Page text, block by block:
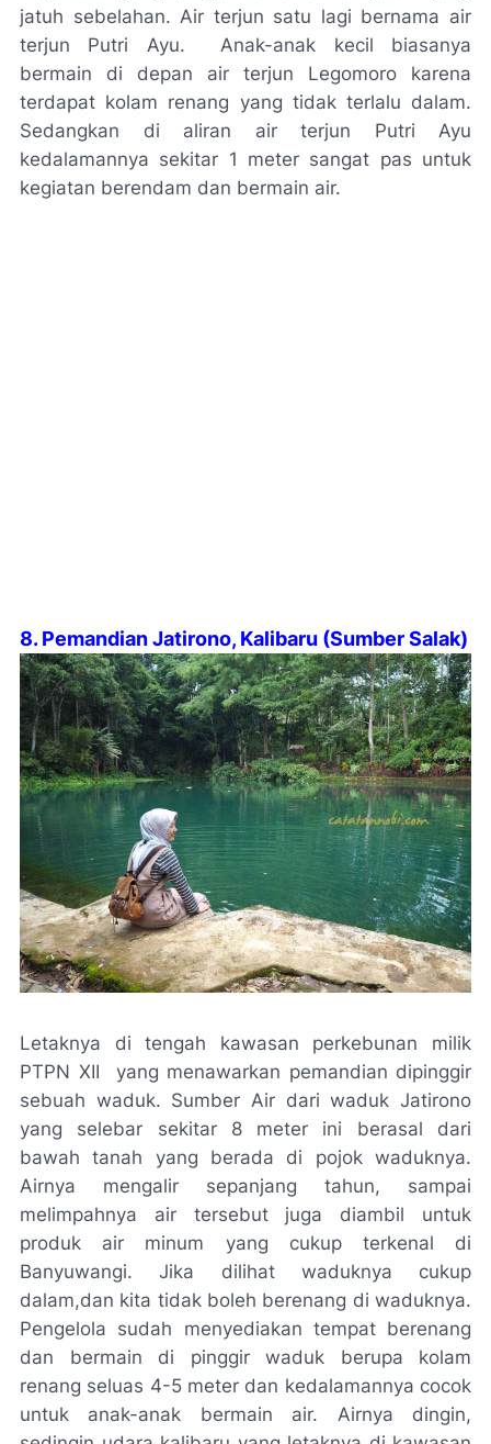
jatuh sebelahan. Air terjun satu lagi bernama air
terjun Putri Ayu.
Anak-anak kecil biasanya
bermain di depan air terjun Legomoro karena
terdapat kolam renang yang tidak terlalu dalam.
Sedangkan di aliran air terjun Putri Ayu
kedalamannya sekitar 1 meter sangat pas untuk
kegiatan berendam dan bermain air.
8. Pemandian Jatirono, Kalibaru (Sumber Salak)
Letaknya di tengah kawasan perkebunan milik
PTPN XII
yang menawarkan pemandian dipinggir
sebuah waduk. Sumber Air dari waduk Jatirono
yang selebar sekitar 8 meter ini berasal dari
bawah tanah yang berada di pojok waduknya.
Airnya mengalir sepanjang tahun, sampai
melimpahnya air tersebut juga diambil untuk
produk air minum yang cukup terkenal di
Banyuwangi. Jika dilihat waduknya cukup
dalam,dan kita tidak boleh berenang di waduknya.
Pengelola sudah menyediakan tempat berenang
dan bermain di pinggir waduk berupa kolam
renang seluas 4-5 meter dan kedalamannya cocok
untuk anak-anak bermain air. Airnya dingin,